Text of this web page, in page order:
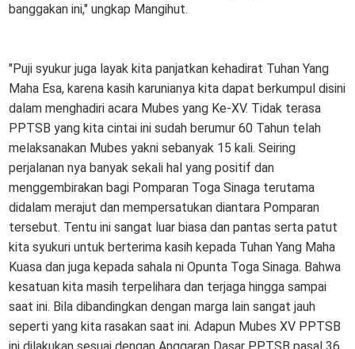
banggakan ini," ungkap Mangihut.
"Puji syukur juga layak kita panjatkan kehadirat Tuhan Yang
Maha Esa, karena kasih karunianya kita dapat berkumpul disini
dalam menghadiri acara Mubes yang Ke-XV. Tidak terasa
PPTSB yang kita cintai ini sudah berumur 60 Tahun telah
melaksanakan Mubes yakni sebanyak 15 kali. Seiring
perjalanan nya banyak sekali hal yang positif dan
menggembirakan bagi Pomparan Toga Sinaga terutama
didalam merajut dan mempersatukan diantara Pomparan
tersebut. Tentu ini sangat luar biasa dan pantas serta patut
kita syukuri untuk berterima kasih kepada Tuhan Yang Maha
Kuasa dan juga kepada sahala ni Opunta Toga Sinaga. Bahwa
kesatuan kita masih terpelihara dan terjaga hingga sampai
saat ini. Bila dibandingkan dengan marga lain sangat jauh
seperti yang kita rasakan saat ini. Adapun Mubes XV PPTSB